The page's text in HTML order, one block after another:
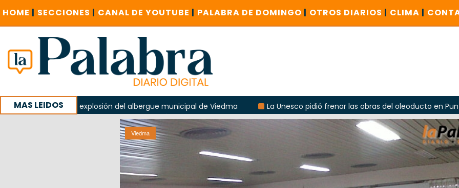
HOME | SECCIONES | CANAL DE YOUTUBE | PALABRA DE DOMINGO | OTROS DIARIOS | CLIMA |
MAS LEIDOS
en la explosión del albergue municipal de Viedma
La Unesco pidió frenar las obras del oleoducto en Punta Colorada
Cuentas investigue contratación de baños de la Feria
Viedma